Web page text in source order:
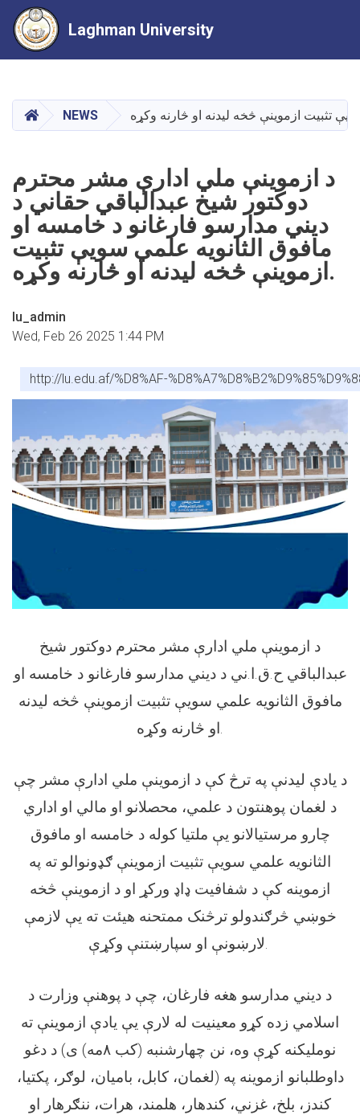
main
content
Laghman University
HOMENEWS
د ازموینې ملي ادارې مشر محترم
دوکتور شیخ عبدالباقي حقاني د
دیني مدارسو فارغانو د خامسه او
مافوق الثانویه علمي سویې تثبیت
ازموینې څخه لیدنه او څارنه وکړه.
lu_admin
Wed, Feb 26 2025 1:44 PM
http://lu.edu.af/%D8%AF-
د ازموینې ملي ادارې مشر محترم دوکتور شیخ
عبدالباقي ح.ق.ا.ني د دیني مدارسو فارغانو د خامسه او
مافوق الثانویه علمي سویې تثبیت ازموینې څخه لیدنه
او څارنه وکړه.
د یادې لیدنې په ترڅ کې د ازموینې ملي ادارې مشر چې
د لغمان پوهنتون د علمي، محصلانو او مالي او اداري
چارو مرستیالانو یې ملتیا کوله د خامسه او مافوق
الثانویه علمي سویې تثبیت ازموینې ګډونوالو ته په
ازموینه کې د شفافیت ډاډ ورکړ او د ازموینې څخه
خوښي څرګندولو ترڅنک ممتحنه هیئت ته یې لازمې
لارښونې او سپارښتنې وکړې.
د دیني مدارسو هغه فارغان، چې د پوهنې وزارت د
اسلامي زده کړو معینیت له لارې یې یادې ازموینې ته
نوملیکنه کړې وه، نن چهارشنبه (کب ۸مه) ی) د دغو
داوطلبانو ازموینه په (لغمان، کابل، بامیان، لوګر، پکتیا،
کندز، بلخ، غزني، کندهار، هلمند، هرات، ننګرهار او